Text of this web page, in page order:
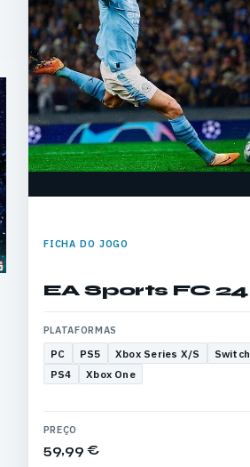
FICHA DO JOGO
EA Sports FC 24
PLATAFORMAS
PC PS5 Xbox Series X/S
Switch
PS4
Xbox One
PREÇO
59,99 €